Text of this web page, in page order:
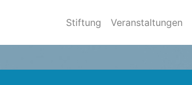
Stiftung Veranstaltungen